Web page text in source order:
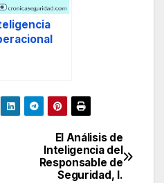
El Análisis de
Inteligencia del
Responsable de
Seguridad, I.